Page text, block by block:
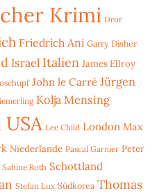
Krimi Dror
Friedrich Ani Garry Disher
Israel Italien James Ellroy
John le Carré Jürgen
Kolja Mensing
Lee Child London Max
Niederlande Pascal Garnier Peter
Sabine Roth Schottland
Stefan Lux Südkorea Thomas